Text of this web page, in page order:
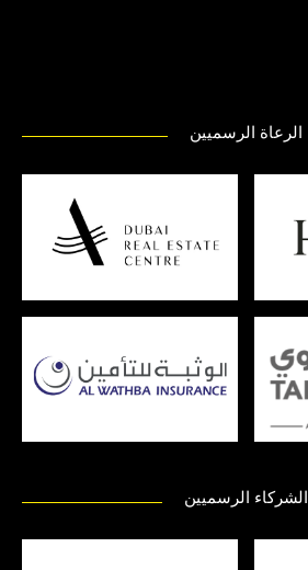
الرعاة الرسميين
الشركاء الرسميين